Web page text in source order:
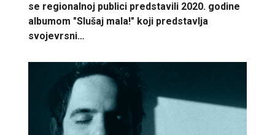
se regionalnoj publici predstavili 2020. godine
albumom "Slušaj mala!" koji predstavlja
svojevrsni…